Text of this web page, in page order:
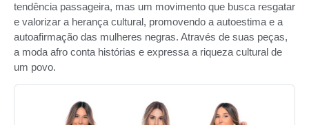
tendência passageira, mas um movimento que busca resgatar
e valorizar a herança cultural, promovendo a autoestima e a
autoafirmação das mulheres negras. Através de suas peças,
a moda afro conta histórias e expressa a riqueza cultural de
um povo.